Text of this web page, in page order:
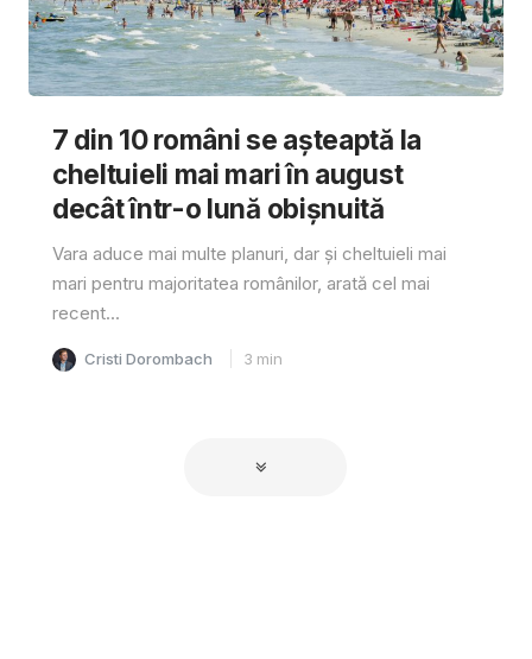
7 din 10 români se așteaptă la
cheltuieli mai mari în august
decât într-o lună obișnuită
Vara aduce mai multe planuri, dar și cheltuieli mai
mari pentru majoritatea românilor, arată cel mai
recent...
Cristi Dorombach 3 min